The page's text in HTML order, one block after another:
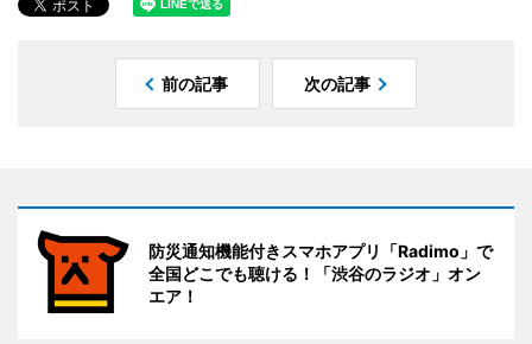
前の記事 次の記事
防災通知機能付きスマホアプリ「Radimo」で
全国どこでも聴ける！「渋谷のラジオ」オン
エア！